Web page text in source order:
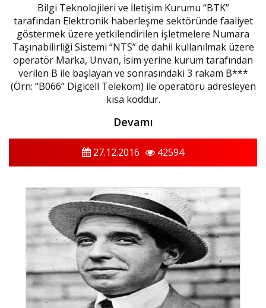
Bilgi Teknolojileri ve İletişim Kurumu “BTK”
tarafından Elektronik haberleşme sektöründe faaliyet
göstermek üzere yetkilendirilen işletmelere Numara
Taşınabilirliği Sistemi “NTS” de dahil kullanılmak üzere
operatör Marka, Unvan, İsim yerine kurum tarafından
verilen B ile başlayan ve sonrasındaki 3 rakam B***
(Örn: “B066” Digicell Telekom) ile operatörü adresleyen
kısa koddur.
Devamı
27.12.2016 42594